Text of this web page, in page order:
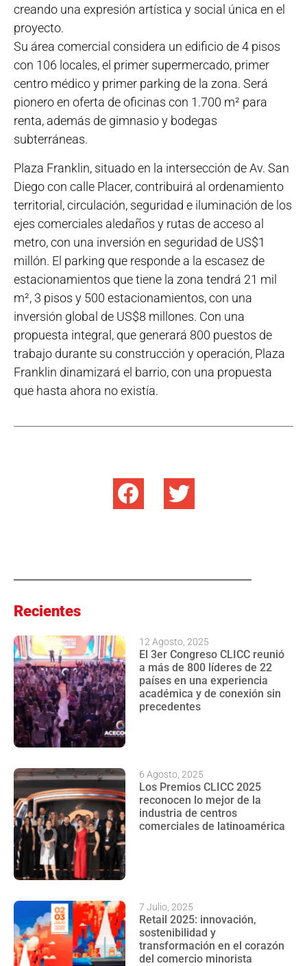
creando una expresión artística y social única en el
proyecto.
Su área comercial considera un edificio de 4 pisos
con 106 locales, el primer supermercado, primer
centro médico y primer parking de la zona. Será
pionero en oferta de oficinas con 1.700 m² para
renta, además de gimnasio y bodegas
subterráneas.
Plaza Franklin, situado en la intersección de Av. San
Diego con calle Placer, contribuirá al ordenamiento
territorial, circulación, seguridad e iluminación de los
ejes comerciales aledaños y rutas de acceso al
metro, con una inversión en seguridad de US$1
millón. El parking que responde a la escasez de
estacionamientos que tiene la zona tendrá 21 mil
m², 3 pisos y 500 estacionamientos, con una
inversión global de US$8 millones. Con una
propuesta integral, que generará 800 puestos de
trabajo durante su construcción y operación, Plaza
Franklin dinamizará el barrio, con una propuesta
que hasta ahora no existía.
Recientes
El 3er Congreso CLICC reunió
a más de 800 líderes de 22
países en una experiencia
académica y de conexión sin
precedentes
12 Agosto, 2025
Los Premios CLICC 2025
reconocen lo mejor de la
industria de centros
comerciales de latinoamérica
6 Agosto, 2025
Retail 2025: innovación,
sostenibilidad y
transformación en el corazón
del comercio minorista
7 Julio, 2025